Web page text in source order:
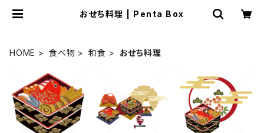
おせち料理 | Penta Box
HOME 食べ物 和食 おせち料理